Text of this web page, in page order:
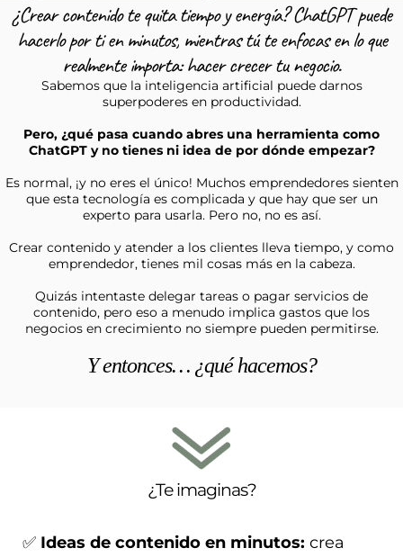
¿Crear contenido te quita tiempo y energía? ChatGPT puede
hacerlo por ti en minutos, mientras tú te enfocas en lo que
realmente importa: hacer crecer tu negocio.
Sabemos que la inteligencia artificial puede darnos
superpoderes en productividad.
Pero, ¿qué pasa cuando abres una herramienta como
ChatGPT y no tienes ni idea de por dónde empezar?
Es normal, ¡y no eres el único! Muchos emprendedores sienten
que esta tecnología es complicada y que hay que ser un
experto para usarla. Pero no, no es así.
Crear contenido y atender a los clientes lleva tiempo, y como
emprendedor, tienes mil cosas más en la cabeza.
Quizás intentaste delegar tareas o pagar servicios de
contenido, pero eso a menudo implica gastos que los
negocios en crecimiento no siempre pueden permitirse.
Y entonces… ¿qué hacemos?
¿Te imaginas?
✅ Ideas de contenido en minutos: crea